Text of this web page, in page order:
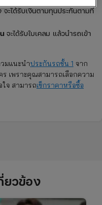
จะได้รับเงินตามทุนประกันตามที่
จะได้รับใบเคลม แล้วนำรถเข้า
มแนะนำประกันรถชั้น 1 จาก
ร เพราะคุณสามารถเลือกความ
จ สามารถเช็กราคาหรือซื้อ
ยวข้อง